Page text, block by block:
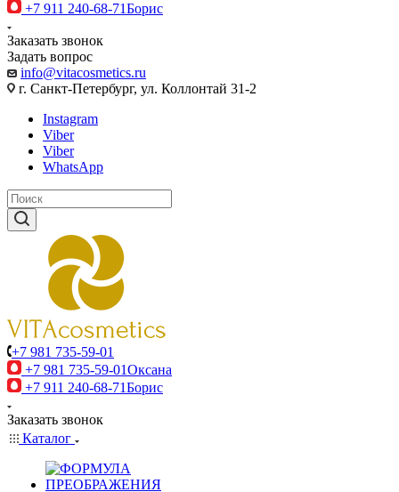
+7 911 240-68-71Борис
Заказать звонок
Задать вопрос
info@vitacosmetics.ru
г. Санкт-Петербург, ул. Коллонтай 31-2
Instagram
Viber
Viber
WhatsApp
+7 981 735-59-01
+7 981 735-59-01Оксана
+7 911 240-68-71Борис
Заказать звонок
Каталог